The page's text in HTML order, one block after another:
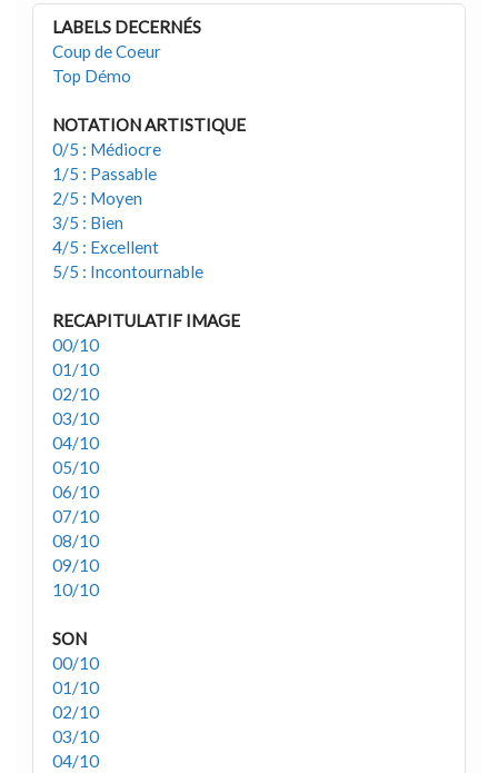
LABELS DECERNÉS
Coup de Coeur
Top Démo
NOTATION ARTISTIQUE
0/5 : Médiocre
1/5 : Passable
2/5 : Moyen
3/5 : Bien
4/5 : Excellent
5/5 : Incontournable
RECAPITULATIF IMAGE
00/10
01/10
02/10
03/10
04/10
05/10
06/10
07/10
08/10
09/10
10/10
SON
00/10
01/10
02/10
03/10
04/10